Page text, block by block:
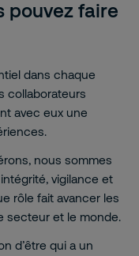
pouvez faire
dans chaque
collaborateurs
avec eux une
nous sommes
vigilance et
rôle fait avancer les
secteur et le monde.
d’être qui a un